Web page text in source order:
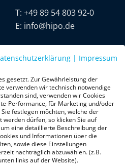
T: +49 89 54 803 92-0
E: info@hipo.de
AGB Impressum
Google-Rezensionen
★★★★★
von 5 Sternen
| Impressum
gesetzt. Zur Gewährleistung der
verwenden wir technisch notwendige
sind, verwenden wir Cookies
Performance, für Marketing und/oder
festlegen möchten, welche der
dürfen, so klicken Sie auf
eine detaillierte Beschreibung der
und Informationen über die
sowie diese Einstellungen
nachträglich abzuwählen. (z.B.
links auf der Website).